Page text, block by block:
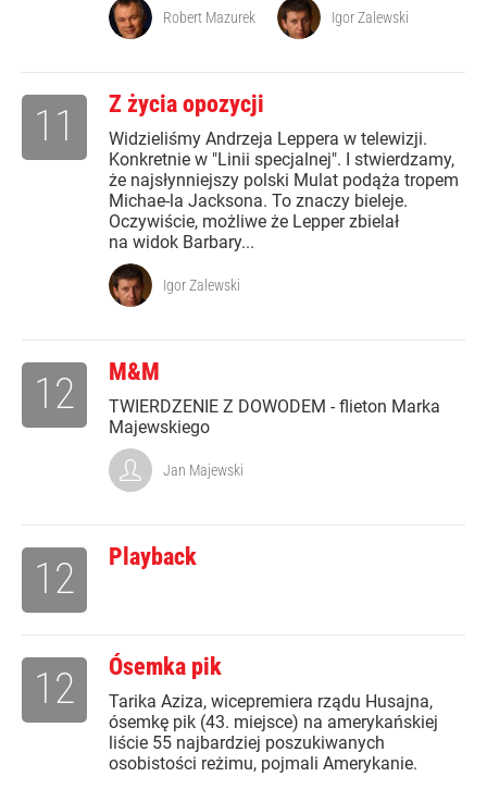
Robert Mazurek Igor Zalewski
Z życia opozycji
Widzieliśmy Andrzeja Leppera w telewizji.
Konkretnie w "Linii specjalnej". I stwierdzamy,
że najsłynniejszy polski Mulat podąża tropem
Michae-la Jacksona. To znaczy bieleje.
Oczywiście, możliwe że Lepper zbielał
na widok Barbary...
11
Igor Zalewski
M&M
TWIERDZENIE Z DOWODEM - flieton Marka
Majewskiego
12
Jan Majewski
Playback
12
Ósemka pik
Tarika Aziza, wicepremiera rządu Husajna,
ósemkę pik (43. miejsce) na amerykańskiej
liście 55 najbardziej poszukiwanych
osobistości reżimu, pojmali Amerykanie.
12